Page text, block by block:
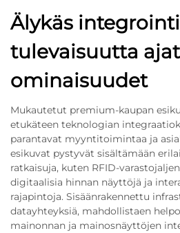
Älykäs
tulevaisuutta
ominaisuudet
Mukautetut premium-kaupan
etukäteen teknologian
parantavat myyntitoimintaa ja
esikuvat pystyvät sisältämään
ratkaisuja, kuten RFID-
digitaalisia hinnan näyttöjä ja
rajapintoja. Sisäänrakennettu
datayhteyksiä, mahdollistaen
mainonnan ja mainosnäyttöjen